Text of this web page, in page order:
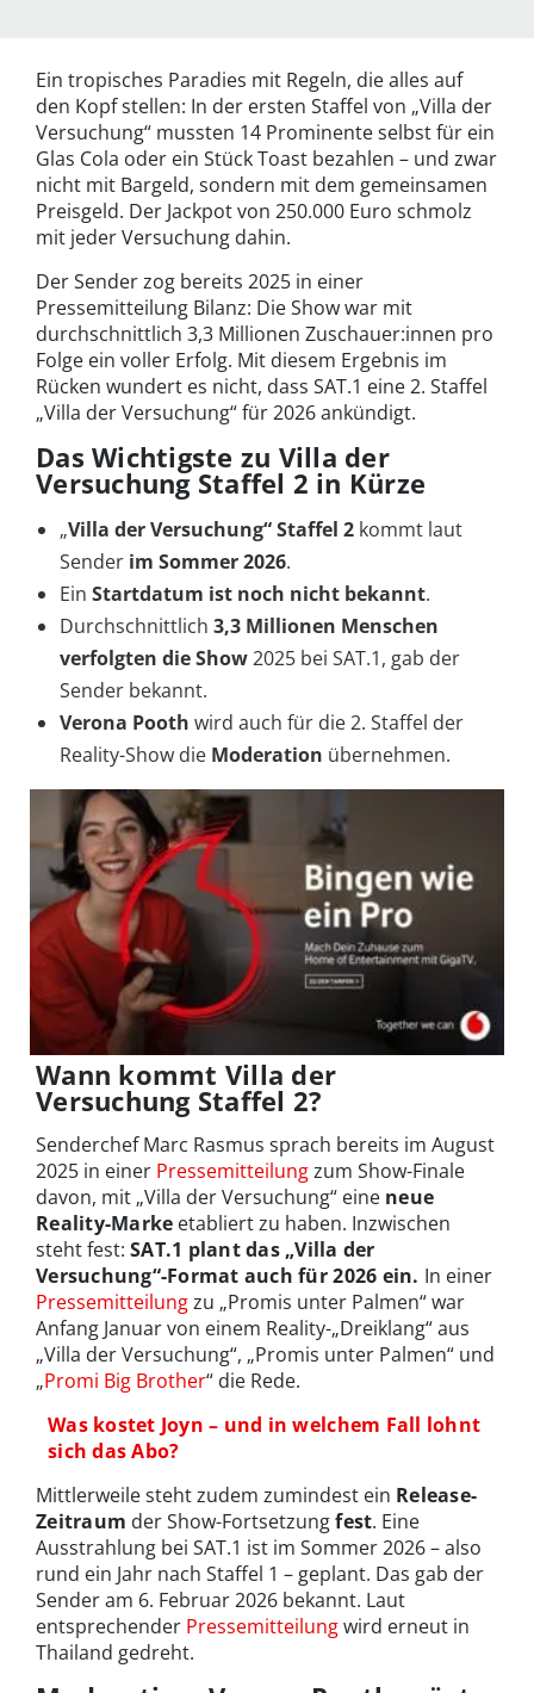
Ein tropisches Paradies mit Regeln, die alles auf
den Kopf stellen: In der ersten Staffel von „Villa der
Versuchung“ mussten 14 Prominente selbst für ein
Glas Cola oder ein Stück Toast bezahlen – und zwar
nicht mit Bargeld, sondern mit dem gemeinsamen
Preisgeld. Der Jackpot von 250.000 Euro schmolz
mit jeder Versuchung dahin.
Der Sender zog bereits 2025 in einer
Pressemitteilung Bilanz: Die Show war mit
durchschnittlich 3,3 Millionen Zuschauer:innen pro
Folge ein voller Erfolg. Mit diesem Ergebnis im
Rücken wundert es nicht, dass SAT.1 eine 2. Staffel
„Villa der Versuchung“ für 2026 ankündigt.
Das Wichtigste zu Villa der
Versuchung Staffel 2 in Kürze
„Villa der Versuchung“ Staffel 2 kommt laut
Sender im Sommer 2026.
Ein Startdatum ist noch nicht bekannt.
Durchschnittlich 3,3 Millionen Menschen
verfolgten die Show2025 bei SAT.1, gab der
Sender bekannt.
Verona Pooth wird auch für die 2. Staffel der
Reality-Show die Moderation übernehmen.
Wann kommt Villa der
Versuchung Staffel 2?
Senderchef Marc Rasmus sprach bereits im August
2025 in einer Pressemitteilungzum Show-Finale
davon, mit „Villa der Versuchung“ eine neue
Reality-Marke etabliert zu haben. Inzwischen
steht fest: SAT.1 plant das „Villa der
Versuchung“-Format auch für 2026 ein. In einer
Pressemitteilungzu „Promis unter Palmen“ war
Anfang Januar von einem Reality-„Dreiklang“ aus
„Villa der Versuchung“, „Promis unter Palmen“ und
„Promi Big Brother“ die Rede.
Was kostet Joyn – und in welchem Fall lohnt
sich das Abo?
Mittlerweile steht zudem zumindest ein Release-
Zeitraum der Show-Fortsetzungfest. Eine
Ausstrahlung bei SAT.1 ist im Sommer 2026 – also
rund ein Jahr nach Staffel 1 – geplant. Das gab der
Sender am 6. Februar 2026 bekannt. Laut
entsprechender Pressemitteilungwird erneut in
Thailand gedreht.